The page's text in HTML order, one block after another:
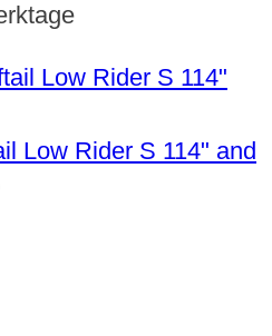
Low Rider S 114" and